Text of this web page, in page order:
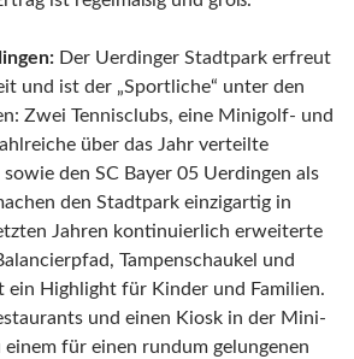
Der Uerdinger Stadtpark erfreut
und ist der „Sportliche“ unter den
Zwei Tennisclubs, eine Minigolf- und
über das Jahr verteilte
den SC Bayer 05 Uerdingen als
den Stadtpark einzigartig in
Jahren kontinuierlich erweiterte
Tampenschaukel und
ein Highlight für Kinder und Familien.
und einen Kiosk in der Mini-
für einen rundum gelungenen